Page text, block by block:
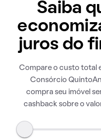
Saiba
juros do
Compare o custo total
Consórcio
compra seu imóvel
cashback sobre o